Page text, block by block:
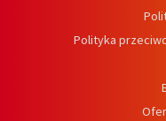
Polityka